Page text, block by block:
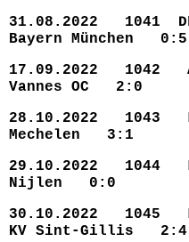
31.08.2022 1041
Bayern
17.09.2022 1042
Vannes
28.10.2022 1043
Mechelen
29.10.2022 1044
Nijlen
30.10.2022 1045
KV Sint-